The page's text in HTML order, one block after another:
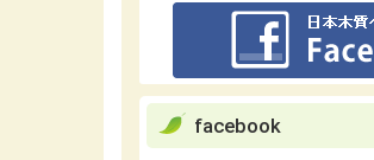
facebook